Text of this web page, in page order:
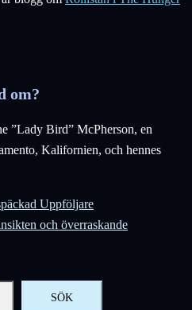
om?
”Lady Bird” McPherson, en
Kalifornien, och hennes
Uppföljare
och överraskande
SÖK